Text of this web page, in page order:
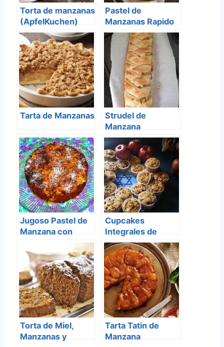
Torta de manzanas
(ApfelKuchen)
Pastel de
Manzanas Rapido
Tarta de Manzanas
Strudel de
Manzana
Jugoso Pastel de
Manzana con
Cupcakes
Integrales de
Manzana
Torta de Miel,
Manzanas y
Tarta Tatin de
Manzana